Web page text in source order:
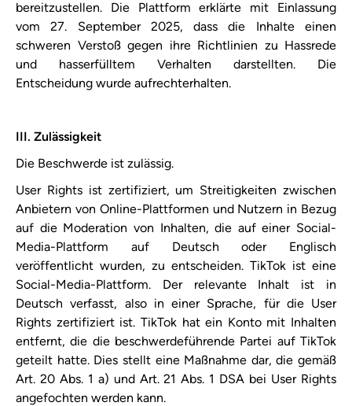
bereitzustellen. Die Plattform erklärte mit Einlassung
vom 27. September 2025, dass die Inhalte einen
schweren Verstoß gegen ihre Richtlinien zu Hassrede
und hasserfülltem Verhalten darstellten. Die
Entscheidung wurde aufrechterhalten.
III. Zulässigkeit
Die Beschwerde ist zulässig.
User Rights ist zertifiziert, um Streitigkeiten zwischen
Anbietern von Online-Plattformen und Nutzern in Bezug
auf die Moderation von Inhalten, die auf einer Social-
Media-Plattform auf Deutsch oder Englisch
veröffentlicht wurden, zu entscheiden. ​TikTok​ ist eine
Social-Media-Plattform. Der relevante Inhalt ist in
Deutsch verfasst, also in einer Sprache, für die User
Rights zertifiziert ist. ​TikTok​ hat ein Konto mit Inhalten
entfernt, die die beschwerdeführende Partei auf ​TikTok​
geteilt hatte. Dies stellt eine Maßnahme dar, die gemäß
Art. 20 Abs. 1 a) und Art. 21 Abs. 1 DSA bei User Rights
angefochten werden kann.